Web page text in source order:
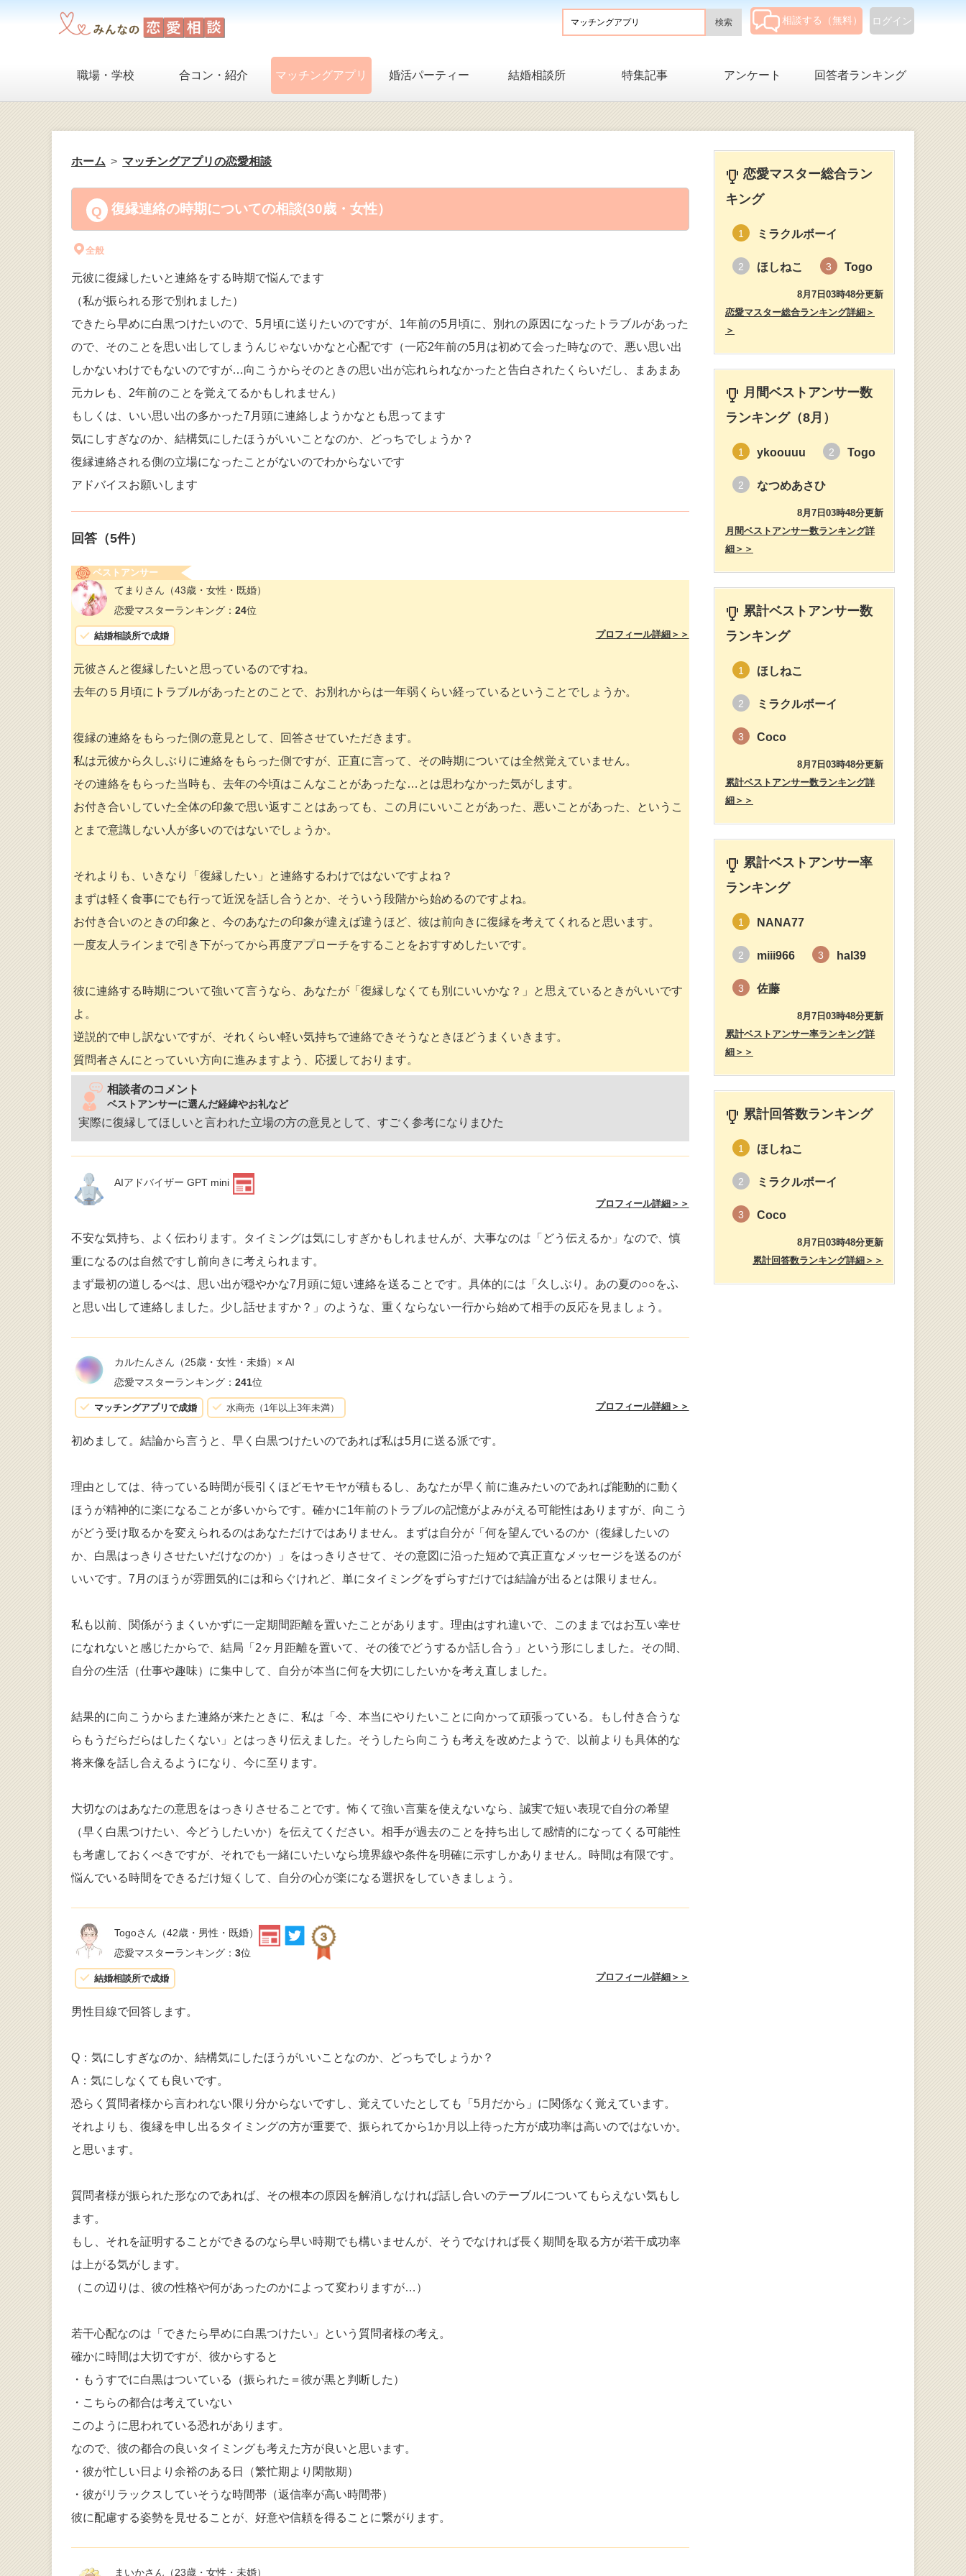
ログイン
相談する（無料）
職場・学校 合コン・紹介 マッチングアプリ 婚活パーティー 結婚相談所 特集記事 アンケート 回答者ランキング
ホーム マッチングアプリの恋愛相談
復縁連絡の時期についての相談(30歳・女性）
全般
元彼に復縁したいと連絡をする時期で悩んでます
（私が振られる形で別れました）
できたら早めに白黒つけたいので、5月頃に送りたいのですが、1年前の5月頃に、別れの原因になったトラブルがあった
ので、そのことを思い出してしまうんじゃないかなと心配です（一応2年前の5月は初めて会った時なので、悪い思い出
しかないわけでもないのですが…向こうからそのときの思い出が忘れられなかったと告白されたくらいだし、まあまあ
元カレも、2年前のことを覚えてるかもしれません）
もしくは、いい思い出の多かった7月頭に連絡しようかなとも思ってます
気にしすぎなのか、結構気にしたほうがいいことなのか、どっちでしょうか？
復縁連絡される側の立場になったことがないのでわからないです
アドバイスお願いします
回答（5件）
ベストアンサー
てまりさん （43歳・女性・既婚）
恋愛マスターランキング： 24位
結婚相談所で成婚 プロフィール詳細＞＞
元彼さんと復縁したいと思っているのですね。
去年の５月頃にトラブルがあったとのことで、お別れからは一年弱くらい経っているということでしょうか。
復縁の連絡をもらった側の意見として、回答させていただきます。
私は元彼から久しぶりに連絡をもらった側ですが、正直に言って、その時期については全然覚えていません。
その連絡をもらった当時も、去年の今頃はこんなことがあったな…とは思わなかった気がします。
お付き合いしていた全体の印象で思い返すことはあっても、この月にいいことがあった、悪いことがあった、というこ
とまで意識しない人が多いのではないでしょうか。
それよりも、いきなり「復縁したい」と連絡するわけではないですよね？
まずは軽く食事にでも行って近況を話し合うとか、そういう段階から始めるのですよね。
お付き合いのときの印象と、今のあなたの印象が違えば違うほど、彼は前向きに復縁を考えてくれると思います。
一度友人ラインまで引き下がってから再度アプローチをすることをおすすめしたいです。
彼に連絡する時期について強いて言うなら、あなたが「復縁しなくても別にいいかな？」と思えているときがいいです
よ。
逆説的で申し訳ないですが、それくらい軽い気持ちで連絡できそうなときほどうまくいきます。
質問者さんにとっていい方向に進みますよう、応援しております。
相談者のコメント
ベストアンサーに選んだ経緯やお礼など
実際に復縁してほしいと言われた立場の方の意見として、すごく参考になりまひた
AIアドバイザー GPT mini
プロフィール詳細＞＞
不安な気持ち、よく伝わります。タイミングは気にしすぎかもしれませんが、大事なのは「どう伝えるか」なので、慎
重になるのは自然ですし前向きに考えられます。
まず最初の道しるべは、思い出が穏やかな7月頭に短い連絡を送ることです。具体的には「久しぶり。あの夏の○○をふ
と思い出して連絡しました。少し話せますか？」のような、重くならない一行から始めて相手の反応を見ましょう。
カルたんさん （25歳・女性・未婚）× AI
恋愛マスターランキング： 241位
マッチングアプリで成婚 水商売（1年以上3年未満） プロフィール詳細＞＞
初めまして。結論から言うと、早く白黒つけたいのであれば私は5月に送る派です。
理由としては、待っている時間が長引くほどモヤモヤが積もるし、あなたが早く前に進みたいのであれば能動的に動く
ほうが精神的に楽になることが多いからです。確かに1年前のトラブルの記憶がよみがえる可能性はありますが、向こう
がどう受け取るかを変えられるのはあなただけではありません。まずは自分が「何を望んでいるのか（復縁したいの
か、白黒はっきりさせたいだけなのか）」をはっきりさせて、その意図に沿った短めで真正直なメッセージを送るのが
いいです。7月のほうが雰囲気的には和らぐけれど、単にタイミングをずらすだけでは結論が出るとは限りません。
私も以前、関係がうまくいかずに一定期間距離を置いたことがあります。理由はすれ違いで、このままではお互い幸せ
になれないと感じたからで、結局「2ヶ月距離を置いて、その後でどうするか話し合う」という形にしました。その間、
自分の生活（仕事や趣味）に集中して、自分が本当に何を大切にしたいかを考え直しました。
結果的に向こうからまた連絡が来たときに、私は「今、本当にやりたいことに向かって頑張っている。もし付き合うな
らもうだらだらはしたくない」とはっきり伝えました。そうしたら向こうも考えを改めたようで、以前よりも具体的な
将来像を話し合えるようになり、今に至ります。
大切なのはあなたの意思をはっきりさせることです。怖くて強い言葉を使えないなら、誠実で短い表現で自分の希望
（早く白黒つけたい、今どうしたいか）を伝えてください。相手が過去のことを持ち出して感情的になってくる可能性
も考慮しておくべきですが、それでも一緒にいたいなら境界線や条件を明確に示すしかありません。時間は有限です。
悩んでいる時間をできるだけ短くして、自分の心が楽になる選択をしていきましょう。
Togoさん （42歳・男性・既婚）
恋愛マスターランキング： 3位
結婚相談所で成婚 プロフィール詳細＞＞
男性目線で回答します。
Q：気にしすぎなのか、結構気にしたほうがいいことなのか、どっちでしょうか？
A：気にしなくても良いです。
恐らく質問者様から言われない限り分からないですし、覚えていたとしても「5月だから」に関係なく覚えています。
それよりも、復縁を申し出るタイミングの方が重要で、振られてから1か月以上待った方が成功率は高いのではないか。
と思います。
質問者様が振られた形なのであれば、その根本の原因を解消しなければ話し合いのテーブルについてもらえない気もし
ます。
もし、それを証明することができるのなら早い時期でも構いませんが、そうでなければ長く期間を取る方が若干成功率
は上がる気がします。
（この辺りは、彼の性格や何があったのかによって変わりますが…）
若干心配なのは「できたら早めに白黒つけたい」という質問者様の考え。
確かに時間は大切ですが、彼からすると
・もうすでに白黒はついている（振られた＝彼が黒と判断した）
・こちらの都合は考えていない
このように思われている恐れがあります。
なので、彼の都合の良いタイミングも考えた方が良いと思います。
・彼が忙しい日より余裕のある日（繁忙期より閑散期）
・彼がリラックスしていそうな時間帯（返信率が高い時間帯）
彼に配慮する姿勢を見せることが、好意や信頼を得ることに繋がります。
まいかさん （23歳・女性・未婚）
恋愛マスター総合ラン
キング
1 ミラクルボーイ
2 ほしねこ 3 Togo
8月7日03時48分更新
恋愛マスター総合ランキング詳細＞
＞
月間ベストアンサー数
ランキング（8月）
1 ykoouuu 2 Togo
2 なつめあさひ
8月7日03時48分更新
月間ベストアンサー数ランキング詳
細＞＞
累計ベストアンサー数
ランキング
1 ほしねこ
2 ミラクルボーイ
3 Coco
8月7日03時48分更新
累計ベストアンサー数ランキング詳
細＞＞
累計ベストアンサー率
ランキング
1 NANA77
2 miii966 3 hal39
3 佐藤
8月7日03時48分更新
累計ベストアンサー率ランキング詳
細＞＞
累計回答数ランキング
1 ほしねこ
2 ミラクルボーイ
3 Coco
8月7日03時48分更新
累計回答数ランキング詳細＞＞